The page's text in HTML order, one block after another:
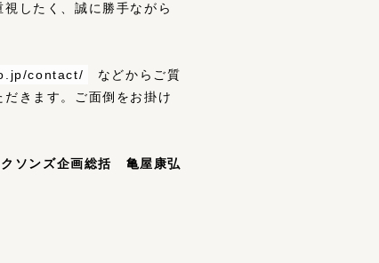
したく、誠に勝手ながら
contact/
などからご質
きます。ご面倒をお掛け
ソンズ企画総括 亀屋康弘